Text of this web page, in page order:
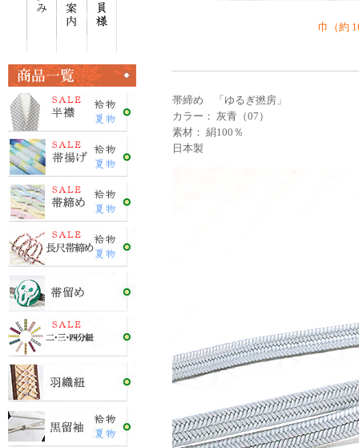
巾（約
帯締め 「ゆるぎ撚房」
カラー： 灰青（07）
素材： 絹100％
日本製